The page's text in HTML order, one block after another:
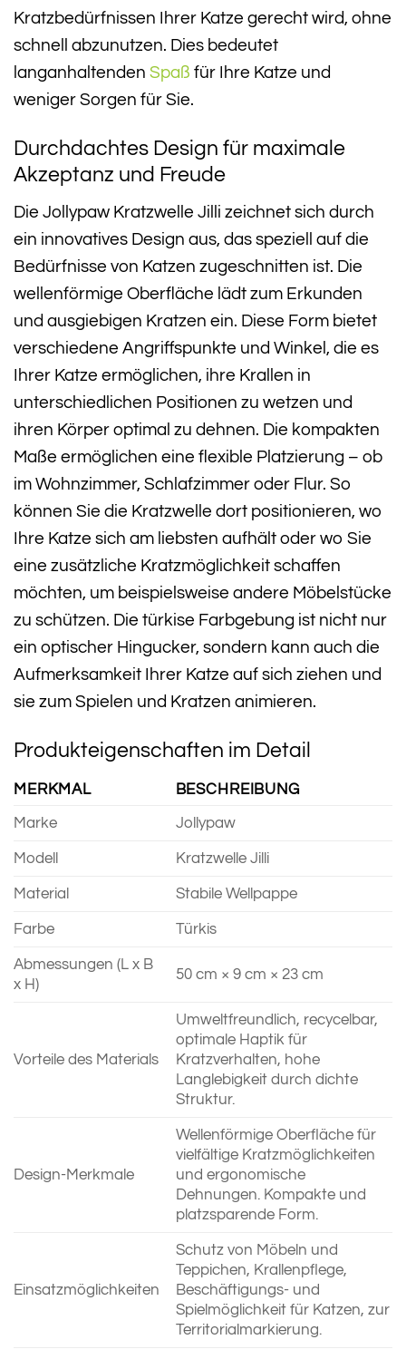
Kratzbedürfnissen Ihrer Katze gerecht wird, ohne
schnell abzunutzen. Dies bedeutet
langanhaltenden Spaß für Ihre Katze und
weniger Sorgen für Sie.
Durchdachtes Design für maximale
Akzeptanz und Freude
Die Jollypaw Kratzwelle Jilli zeichnet sich durch
ein innovatives Design aus, das speziell auf die
Bedürfnisse von Katzen zugeschnitten ist. Die
wellenförmige Oberfläche lädt zum Erkunden
und ausgiebigen Kratzen ein. Diese Form bietet
verschiedene Angriffspunkte und Winkel, die es
Ihrer Katze ermöglichen, ihre Krallen in
unterschiedlichen Positionen zu wetzen und
ihren Körper optimal zu dehnen. Die kompakten
Maße ermöglichen eine flexible Platzierung – ob
im Wohnzimmer, Schlafzimmer oder Flur. So
können Sie die Kratzwelle dort positionieren, wo
Ihre Katze sich am liebsten aufhält oder wo Sie
eine zusätzliche Kratzmöglichkeit schaffen
möchten, um beispielsweise andere Möbelstücke
zu schützen. Die türkise Farbgebung ist nicht nur
ein optischer Hingucker, sondern kann auch die
Aufmerksamkeit Ihrer Katze auf sich ziehen und
sie zum Spielen und Kratzen animieren.
Produkteigenschaften im Detail
MERKMAL BESCHREIBUNG
Marke Jollypaw
Modell Kratzwelle Jilli
Material Stabile Wellpappe
Farbe Türkis
Abmessungen (L x B
x H)
50 cm × 9 cm × 23 cm
Vorteile des Materials
Umweltfreundlich, recycelbar,
optimale Haptik für
Kratzverhalten, hohe
Langlebigkeit durch dichte
Struktur.
Design-Merkmale
Wellenförmige Oberfläche für
vielfältige Kratzmöglichkeiten
und ergonomische
Dehnungen. Kompakte und
platzsparende Form.
Einsatzmöglichkeiten
Schutz von Möbeln und
Teppichen, Krallenpflege,
Beschäftigungs- und
Spielmöglichkeit für Katzen, zur
Territorialmarkierung.